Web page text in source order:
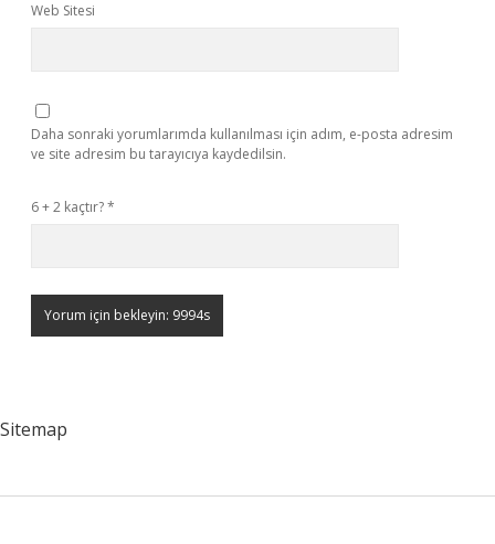
Web Sitesi
Daha sonraki yorumlarımda kullanılması için adım, e-posta adresim
ve site adresim bu tarayıcıya kaydedilsin.
6 + 2 kaçtır?*
Sitemap